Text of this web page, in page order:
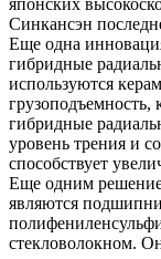
японских
Синкансэн
Еще одна
гибридные
используются
гибридные
уровень трения и
способствует
Еще одним
являются
стекловолокном.